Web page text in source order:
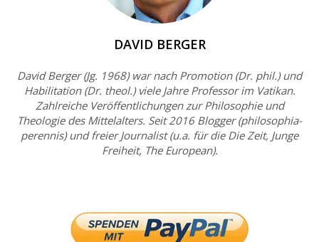
DAVID BERGER
David Berger (Jg. 1968) war nach Promotion (Dr. phil.) und
Habilitation (Dr. theol.) viele Jahre Professor im Vatikan.
Zahlreiche Veröffentlichungen zur Philosophie und
Theologie des Mittelalters. Seit 2016 Blogger (philosophia-
perennis) und freier Journalist (u.a. für die Die Zeit, Junge
Freiheit, The European).